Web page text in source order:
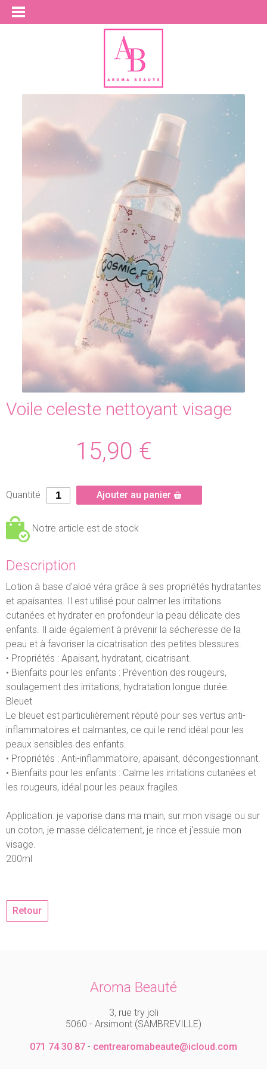
Voile celeste nettoyant visage
15,90 €
Quantité Ajouter au panier
Notre article est de stock
Description
Lotion à base d'aloé véra grâce à ses propriétés hydratantes
et apaisantes. Il est utilisé pour calmer les irritations
cutanées et hydrater en profondeur la peau délicate des
enfants. Il aide également à prévenir la sécheresse de la
peau et à favoriser la cicatrisation des petites blessures.
• Propriétés : Apaisant, hydratant, cicatrisant.
• Bienfaits pour les enfants : Prévention des rougeurs,
soulagement des irritations, hydratation longue durée.
Bleuet
Le bleuet est particulièrement réputé pour ses vertus anti-
inflammatoires et calmantes, ce qui le rend idéal pour les
peaux sensibles des enfants.
• Propriétés : Anti-inflammatoire, apaisant, décongestionnant.
• Bienfaits pour les enfants : Calme les irritations cutanées et
les rougeurs, idéal pour les peaux fragiles.
Application: je vaporise dans ma main, sur mon visage ou sur
un coton, je masse délicatement, je rince et j'essuie mon
visage.
200ml
Retour
Aroma Beauté
3, rue try joli
5060 - Arsimont (SAMBREVILLE)
071 74 30 87 - centrearomabeaute@icloud.com